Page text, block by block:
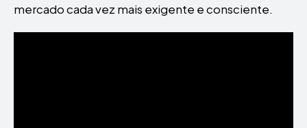
mercado cada vez mais exigente e consciente.